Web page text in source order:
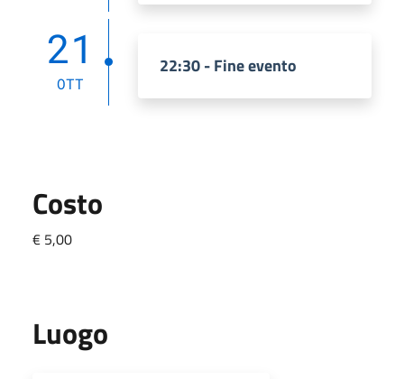
21
OTT
22:30 - Fine evento
Costo
€ 5,00
Luogo